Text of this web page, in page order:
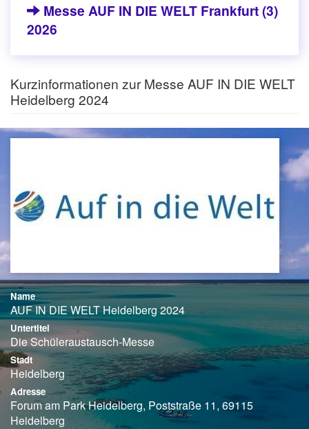
Messe AUF IN DIE WELT Frankfurt (3)
2026
Kurzinformationen zur Messe AUF IN DIE WELT
Heidelberg 2024
Name
AUF IN DIE WELT Heidelberg 2024
Untertitel
Die Schüleraustausch-Messe
Stadt
Heidelberg
Adresse
Forum am Park Heidelberg, Poststraße 11, 69115
Heidelberg